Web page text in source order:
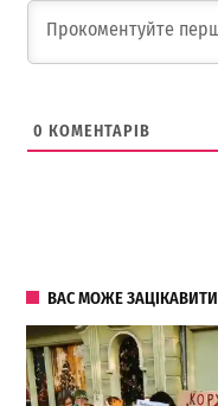
0 КОМЕНТАРІВ
ВАС МОЖЕ ЗАЦІКАВИТИ